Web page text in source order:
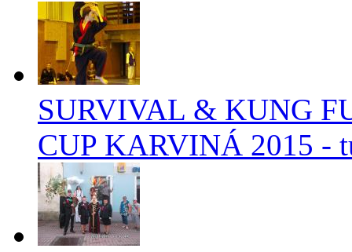
SURVIVAL & KUNG
CUP KARVINÁ 2015 -